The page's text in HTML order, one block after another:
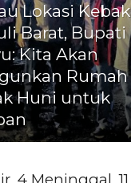
Lokasi
Barat, Bupati
Kita Akan
Rumah
Huni untuk